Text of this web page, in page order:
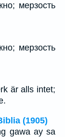
мерзость
мерзость
är alls intet;
(1905)
gawa ay sa